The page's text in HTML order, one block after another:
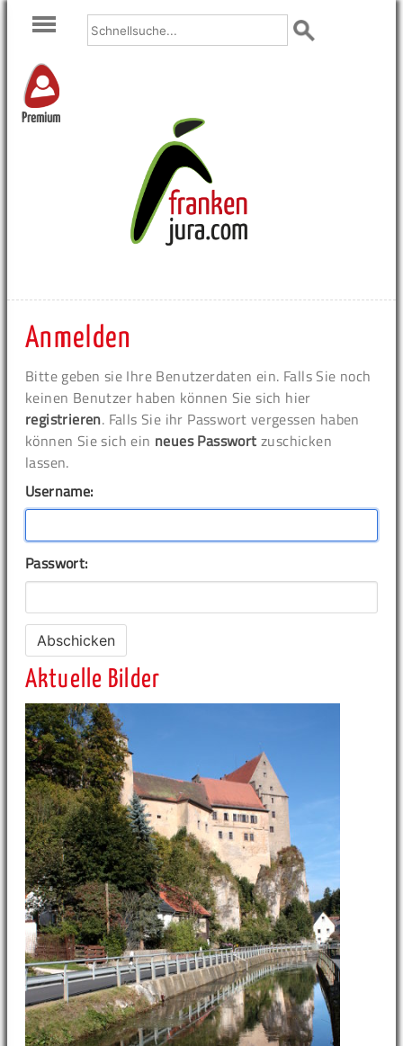
Premium
Anmelden
Bitte geben sie Ihre Benutzerdaten ein. Falls Sie noch
keinen Benutzer haben können Sie sich hier
registrieren. Falls Sie ihr Passwort vergessen haben
können Sie sich ein neues Passwort zuschicken
lassen.
Username:
Passwort:
Aktuelle Bilder